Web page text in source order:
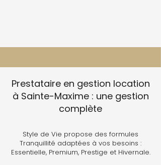
Prestataire en gestion location
à Sainte-Maxime : une gestion
complète
Style de Vie propose des formules
Tranquillité adaptées à vos besoins :
Essentielle, Premium, Prestige et Hivernale.